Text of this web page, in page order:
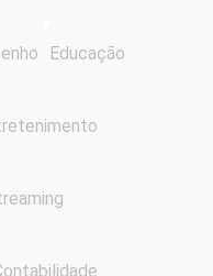
Educação